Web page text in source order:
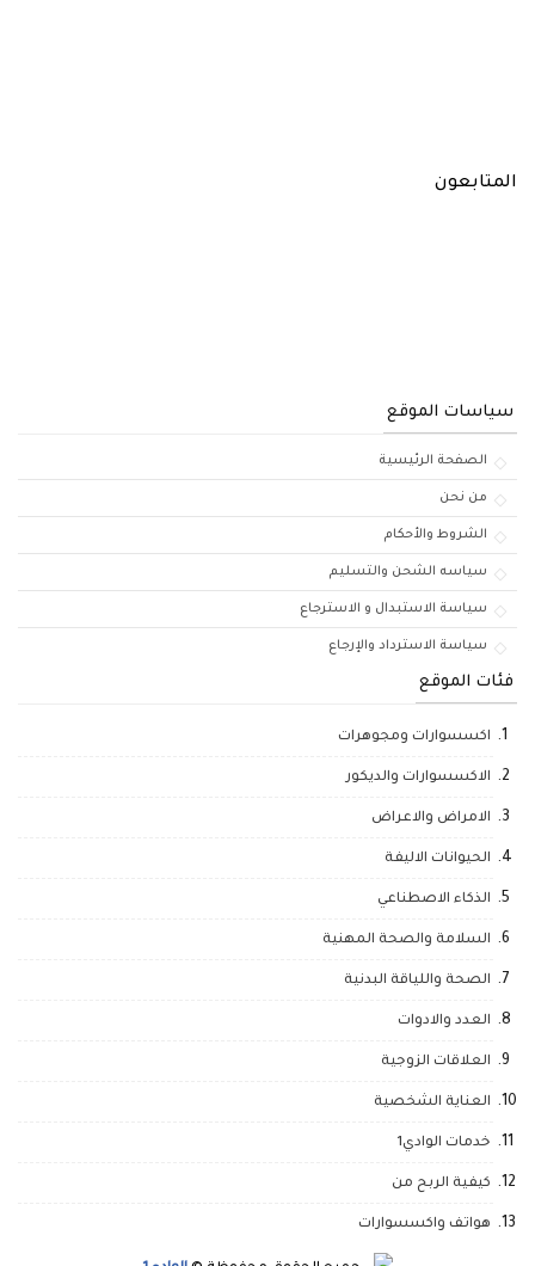
المتابعون
سياسات الموقع
الصفحة الرئيسية
من نحن
الشروط والأحكام
سياسه الشحن والتسليم
سياسة الاستبدال و الاسترجاع
سياسة الاسترداد والإرجاع
فئات الموقع
اكسسوارات ومجوهرات
الاكسسوارات والديكور
الامراض والاعراض
الحيوانات الاليفة
الذكاء الاصطناعي
السلامة والصحة المهنية
الصحة واللياقة البدنية
العدد والادوات
العلاقات الزوجية
العناية الشخصية
خدمات الوادي1
كيفية الربح من
هواتف واكسسوارات